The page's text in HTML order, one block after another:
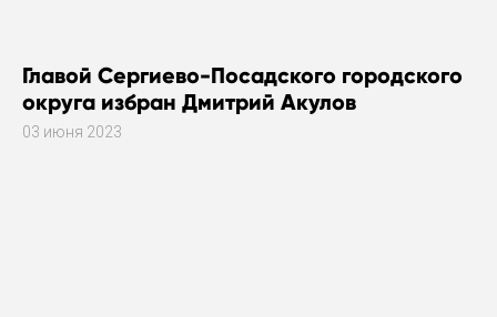
Главой Сергиево-Посадского городского
округа избран Дмитрий Акулов
03 июня 2023